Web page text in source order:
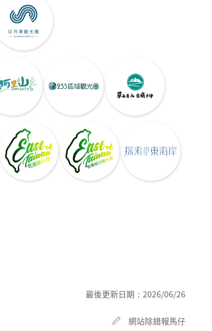
最後更新日期： 2026/06/26
網站除錯報馬仔